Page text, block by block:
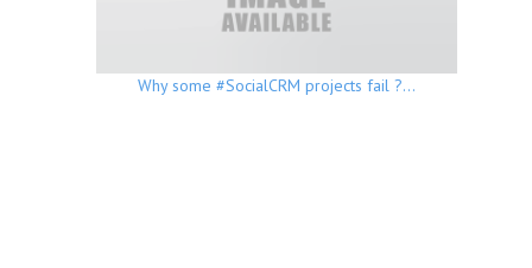
Why some #SocialCRM projects fail ?…